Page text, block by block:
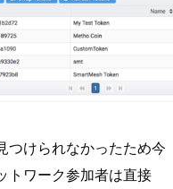
つけられなかったため今
トワーク参加者は直接